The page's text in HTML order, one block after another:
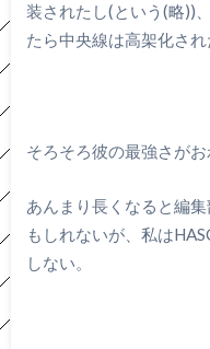
装されたし(という(略))
たら中央線は高架化され
そろそろ彼の最強さがお
あんまり長くなると編
もしれないが、私は
しない。